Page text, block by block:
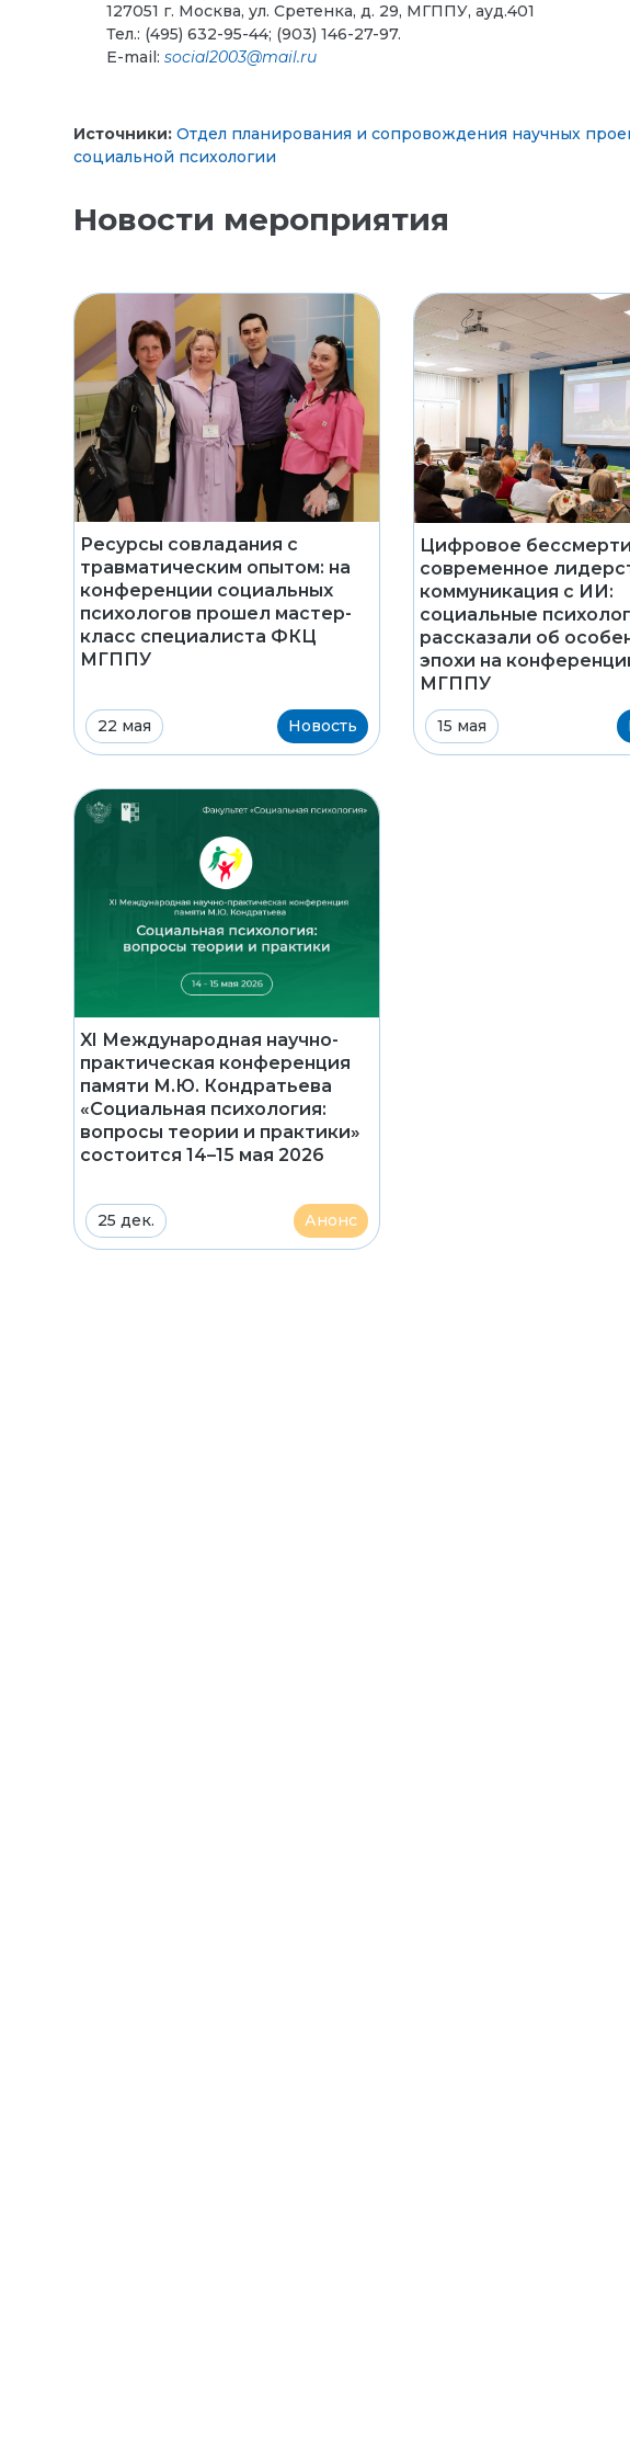
127051 г. Москва, ул. Сретенка, д. 29, МГППУ, ауд.401
Тел.: (495) 632-95-44; (903) 146-27-97.
E-mail: social2003@mail.ru
Источники: Отдел планирования и сопровождения научных
социальной психологии
Новости мероприятия
Ресурсы совладания с
травматическим опытом: на
конференции социальных
психологов прошел мастер-
класс специалиста ФКЦ
МГППУ
22 мая Новость
Цифровое
современное
коммуникация с ИИ:
социальные
рассказали об
эпохи на
МГППУ
15 мая
XI Международная научно-
практическая конференция
памяти М.Ю. Кондратьева
«Социальная психология:
вопросы теории и практики»
состоится 14–15 мая 2026
25 дек. Анонс